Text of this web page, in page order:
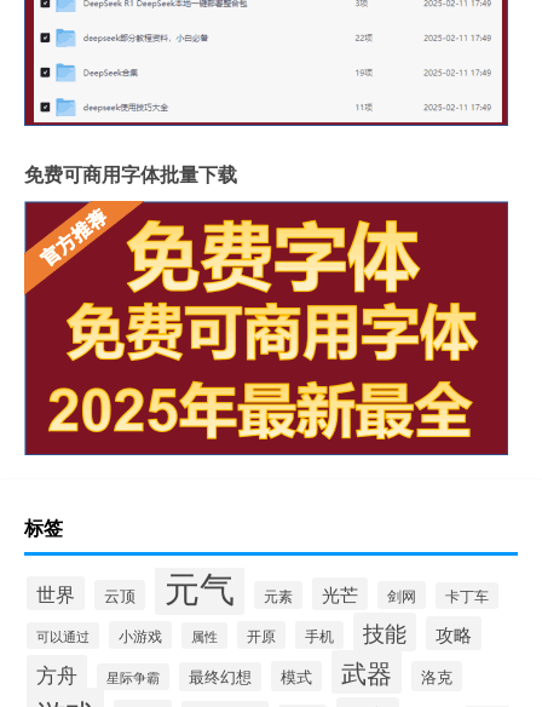
免费可商用字体批量下载
标签
世界 云顶 元气 元素 光芒 剑网 卡丁车
可以通过 小游戏 属性 开原 手机 技能 攻略
方舟 星际争霸 最终幻想 模式 武器 洛克